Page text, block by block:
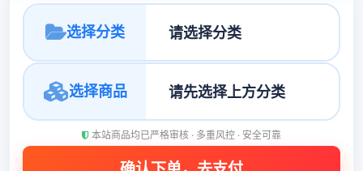
选择分类
选择商品
本站商品均已严格审核 · 多重风控 · 安全可靠